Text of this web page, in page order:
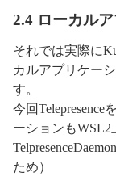
2.4 ローカル
それでは実際に
カルアプリケー
す。
今回
ーションも
ため）